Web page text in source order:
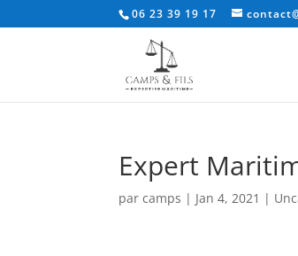
06 23 39 19 17
Expert
parcamps | Jan 4, 2021 |